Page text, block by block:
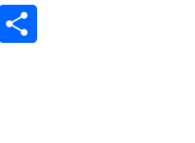
Telegram